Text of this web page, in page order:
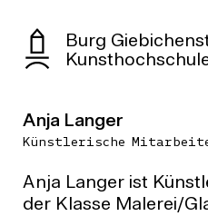
Burg
Anja Langer
Künstlerische
Anja Langer ist
der Klasse Malerei/